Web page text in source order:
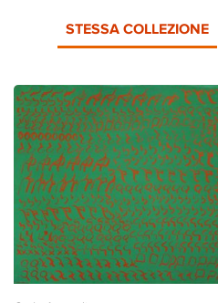
STESSA COLLEZIONE